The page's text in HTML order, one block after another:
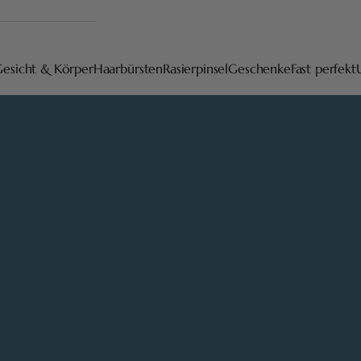
& KörperHaarbürstenRasierpinselGeschenkeFast perfekt